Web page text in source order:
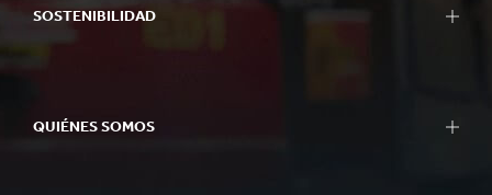
SOSTENIBILIDAD
QUIÉNES SOMOS